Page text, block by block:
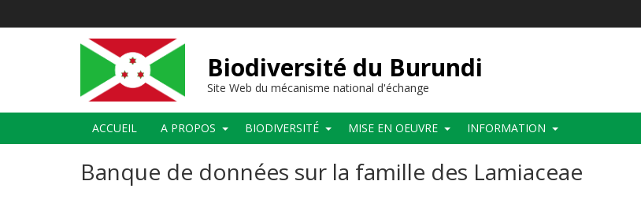
Biodiversité du Burundi
Site Web du mécanisme national d'échange
Main
navigation
ACCUEIL A PROPOS BIODIVERSITÉ MISE EN OEUVRE INFORMATION
Banque de données sur la famille des Lamiaceae